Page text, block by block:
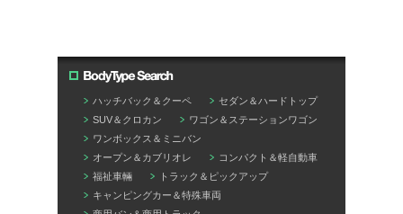
ハッチバック＆クーペ
セダン＆ハードトップ
SUV＆クロカン
ワゴン＆ステーションワゴン
ワンボックス＆ミニバン
オープン＆カブリオレ
コンパクト＆軽自動車
福祉車輛
トラック＆ピックアップ
キャンピングカー＆特殊車両